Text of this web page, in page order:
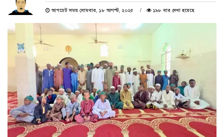
আপডেট সময় সোমবার, ১৮ আগস্ট, ২০২৫ ১৯৮ বার দেখা হয়েছে